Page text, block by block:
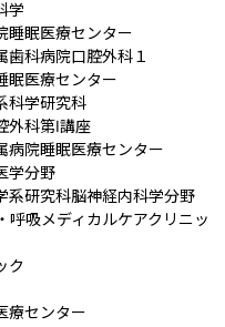
学
睡眠医療センター
歯科病院口腔外科１
眠医療センター
科学研究科
外科第Ⅰ講座
病院睡眠医療センター
学分野
系研究科脳神経内科学分野
呼吸メディカルケアクリニッ
ク
療センター